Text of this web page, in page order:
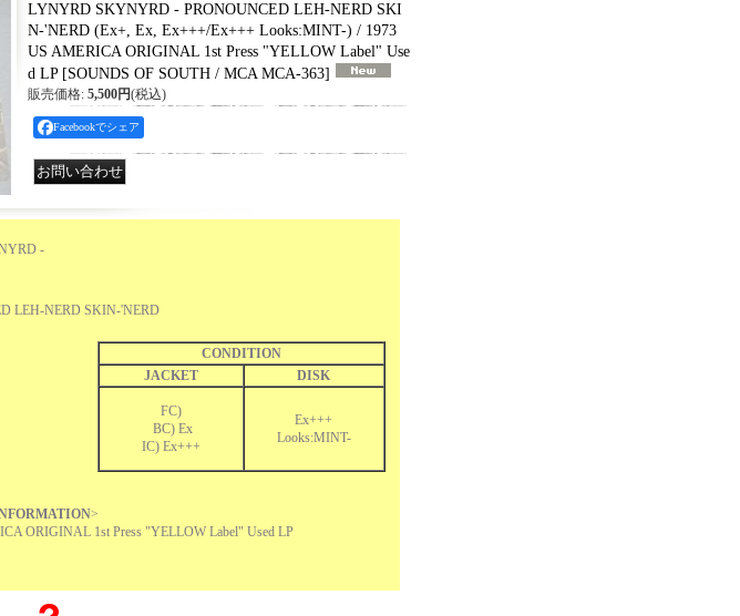
LYNYRD SKYNYRD - PRONOUNCED LEH-NERD SKI
N-'NERD (Ex+, Ex, Ex+++/Ex+++ Looks:MINT-) / 1973
US AMERICA ORIGINAL 1st Press "YELLOW Label" Use
d LP [SOUNDS OF SOUTH / MCA MCA-363]
販売価格: 5,500円(税込)
Facebookでシェア
-
LEH-NERD SKIN-'NERD
CONDITION
JACKET
DISK
FC)
BC) Ex
IC) Ex+++
Ex+++
Looks:MINT-
>
ORIGINAL 1st Press "YELLOW Label" Used LP